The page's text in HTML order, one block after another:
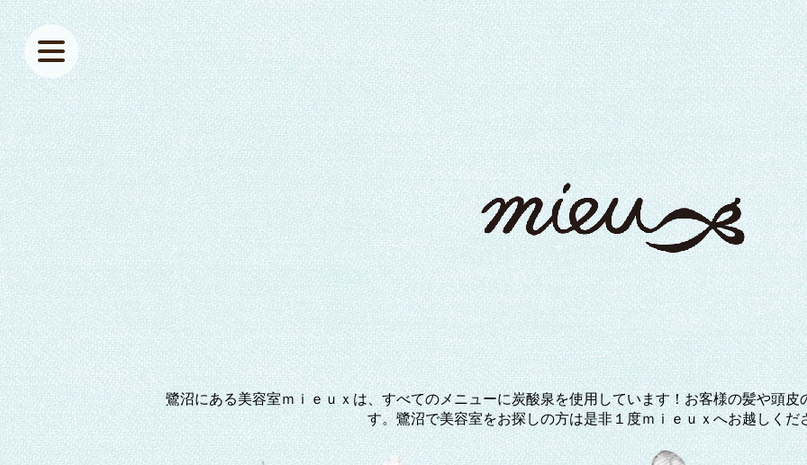
鷺沼にある美容室ｍｉｅｕｘは、すべてのメニューに炭酸泉を使用しています！お客様の髪や頭
す。鷺沼で美容室をお探しの方は是非１度ｍｉｅｕｘへお越しくだ